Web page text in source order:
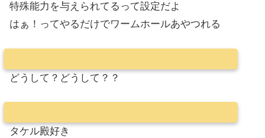
特殊能力を与えられてるって設定だよ
はぁ！ってやるだけでワームホールあやつれる
どうして？どうして？？
タケル殿好き